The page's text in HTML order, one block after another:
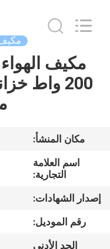
منزل
أشرطة
فيديو
حول
(Guangzhou)
مكيف
200 واط
مكان المنشأ:
اسم العلامة
التجارية:
إصدار الشهادات:
رقم الموديل:
الحد الأدنى